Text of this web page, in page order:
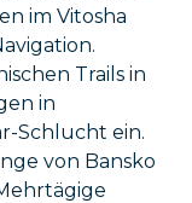
im Vitosha
Trails in
in
Schlucht ein.
von Bansko